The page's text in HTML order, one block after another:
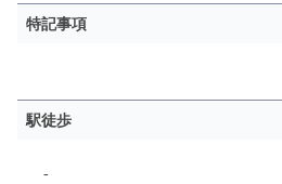
特記事項
駅徒歩
-